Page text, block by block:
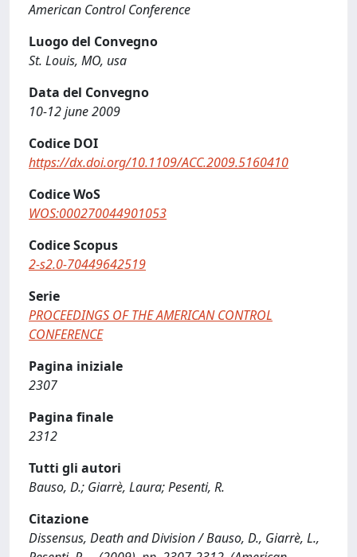
American Control Conference
Luogo del Convegno
St. Louis, MO, usa
Data del Convegno
10-12 june 2009
Codice DOI
https://dx.doi.org/10.1109/ACC.2009.5160410
Codice WoS
WOS:000270044901053
Codice Scopus
2-s2.0-70449642519
Serie
PROCEEDINGS OF THE AMERICAN CONTROL
CONFERENCE
Pagina iniziale
2307
Pagina finale
2312
Tutti gli autori
Bauso, D.; Giarrè, Laura; Pesenti, R.
Citazione
Dissensus, Death and Division / Bauso, D., Giarrè, L.,